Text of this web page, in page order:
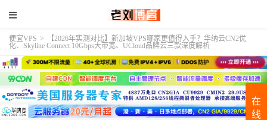
便宜VPS >
【2026年实测对比】新加坡VPS哪家更值得入手？华纳云CN2优
化、Skyline Connect 10Gbps大带宽、UCloud品牌云三款深度解析
在
线